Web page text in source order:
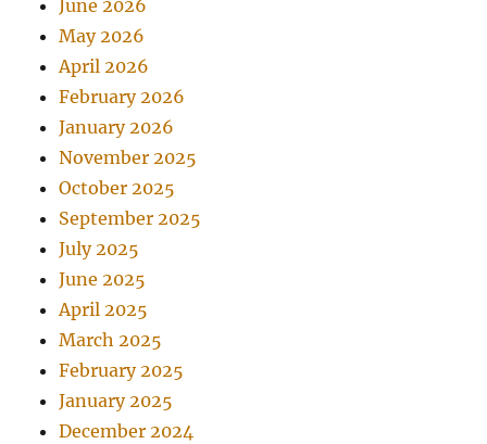
June 2026
May 2026
April 2026
February 2026
January 2026
November 2025
October 2025
September 2025
July 2025
June 2025
April 2025
March 2025
February 2025
January 2025
December 2024